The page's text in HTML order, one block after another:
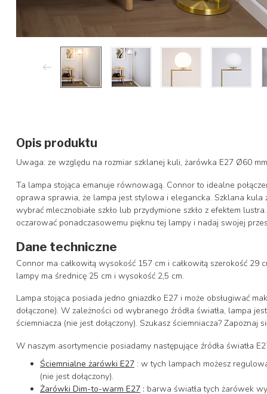
Opis produktu
Uwaga: ze względu na rozmiar szklanej kuli, żarówka E27 Ø60
Ta lampa stojąca emanuje równowagą. Connor to idealne
oprawa sprawia, że lampa jest stylowa i elegancka. Szklana kula
wybrać mlecznobiałe szkło lub przydymione szkło z efektem
oczarować ponadczasowemu pięknu tej lampy i nadaj swojej
Dane techniczne
Connor ma całkowitą wysokość 157 cm i całkowitą szerokość 29
lampy ma średnicę 25 cm i wysokość 2,5 cm.
Lampa stojąca posiada jedno gniazdko E27 i może obsługiwać
dołączone). W zależności od wybranego źródła światła, lampa
ściemniacza (nie jest dołączony). Szukasz ściemniacza? Zapoznaj
W naszym asortymencie posiadamy następujące źródła światła
Ściemnialne żarówki E27 : w tych lampach możesz
(nie jest dołączony).
Żarówki Dim-to-warm E27 : barwa światła tych żarówek